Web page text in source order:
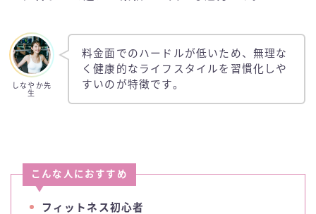
しなやか先
生
料金面でのハードルが低いため、無理な
く健康的なライフスタイルを習慣化しや
すいのが特徴です。
こんな人におすすめ
フィットネス初心者